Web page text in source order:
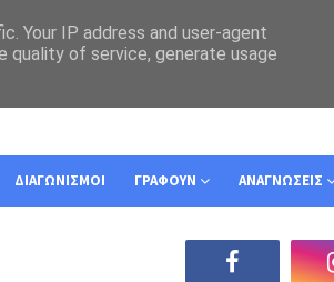
ΔΙΑΓΩΝΙΣΜΟΙ ΓΡΑΦΟΥΝ ΑΝΑΓΝΩΣΕΙΣ
Your IP address and user-agent
quality of service, generate usage